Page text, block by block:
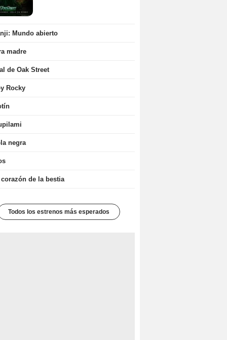
Mundo abierto
madre
de Oak Street
Rocky
negra
corazón de la bestia
Todos los estrenos más esperados